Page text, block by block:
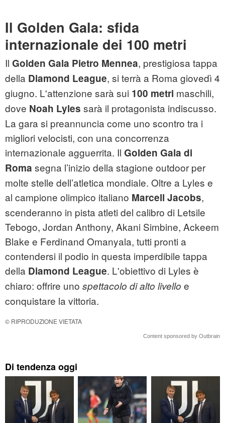
Il Golden Gala: sfida
internazionale dei 100 metri
Il Golden Gala Pietro Mennea, prestigiosa tappa
della Diamond League, si terrà a Roma giovedì 4
giugno. L'attenzione sarà sui 100 metri maschili,
dove Noah Lyles sarà il protagonista indiscusso.
La gara si preannuncia come uno scontro tra i
migliori velocisti, con una concorrenza
internazionale agguerrita. Il Golden Gala di
Roma segna l’inizio della stagione outdoor per
molte stelle dell’atletica mondiale. Oltre a Lyles e
al campione olimpico italiano Marcell Jacobs,
scenderanno in pista atleti del calibro di Letsile
Tebogo, Jordan Anthony, Akani Simbine, Ackeem
Blake e Ferdinand Omanyala, tutti pronti a
contendersi il podio in questa imperdibile tappa
della Diamond League. L'obiettivo di Lyles è
chiaro: offrire uno spettacolo di alto livello e
conquistare la vittoria.
© RIPRODUZIONE VIETATA
Content sponsored by Outbrain
Di tendenza oggi